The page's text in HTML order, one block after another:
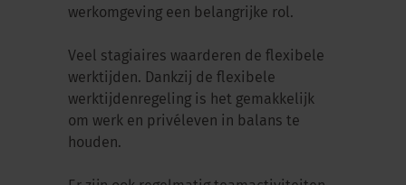
werkomgeving een belangrijke rol.
Veel stagiaires waarderen de flexibele
werktijden. Dankzij de flexibele
werktijdenregeling is het gemakkelijk
om werk en privéleven in balans te
houden.